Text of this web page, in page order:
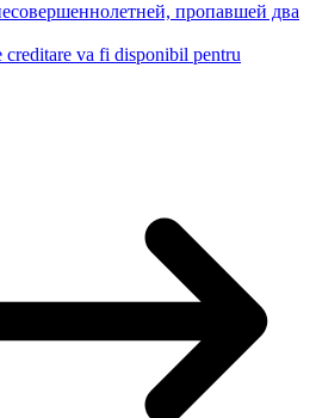
пропавшей два
creditare va fi disponibil pentru